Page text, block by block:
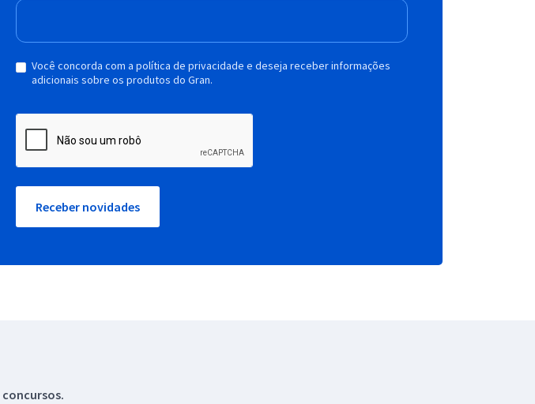
Você concorda com a política de privacidade e deseja receber informações
adicionais sobre os produtos do Gran.
Receber novidades
concursos.